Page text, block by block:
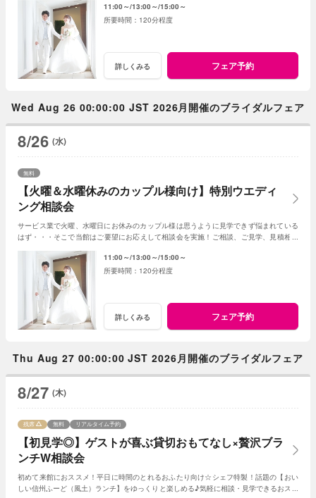
11:00～ 13:00～ 15:00～
120分程度
詳しくみる フェア予約
Wed Aug 26 00:00:00 JST 2026月開催のブライダルフェア
8/26 (水)
【火曜＆水曜休みのカップル様向け】特別ウエディ
ング相談会
無料
サービス業で火曜、水曜日にお休みのカップル様は思うように見学できず悩まれている
はず・・・そこで当館はご要望にお応えして相談会を実施！ご相談、ご見学、見積相談
11:00～ 13:00～ 15:00～
120分程度
詳しくみる フェア予約
Thu Aug 27 00:00:00 JST 2026月開催のブライダルフェア
8/27 (木)
【初見学◎】ゲストが喜ぶ貸切おもてなし×贅沢ブラ
ンチW相談会
残席 無料 リアルタイム予約
初めて来館におススメ！平日に時間のとれるおふたり向け☆シェフ特製！話題の【おい
しい信州ふーど（風土）ランチ】をゆっくりと楽しめる♪気軽に相談・見学できるおスス